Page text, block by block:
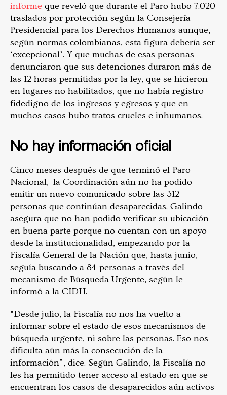
informe que reveló que durante el Paro hubo 7.020
traslados por protección según la Consejería
Presidencial para los Derechos Humanos aunque,
según normas colombianas, esta figura debería ser
‘excepcional’. Y que muchas de esas personas
denunciaron que sus detenciones duraron más de
las 12 horas permitidas por la ley, que se hicieron
en lugares no habilitados, que no había registro
fidedigno de los ingresos y egresos y que en
muchos casos hubo tratos crueles e inhumanos.
No hay información oficial
Cinco meses después de que terminó el Paro
Nacional, la Coordinación aún no ha podido
emitir un nuevo comunicado sobre las 312
personas que continúan desaparecidas. Galindo
asegura que no han podido verificar su ubicación
en buena parte porque no cuentan con un apoyo
desde la institucionalidad, empezando por la
Fiscalía General de la Nación que, hasta junio,
seguía buscando a 84 personas a través del
mecanismo de Búsqueda Urgente, según le
informó a la CIDH.
“Desde julio, la Fiscalía no nos ha vuelto a
informar sobre el estado de esos mecanismos de
búsqueda urgente, ni sobre las personas. Eso nos
dificulta aún más la consecución de la
información”, dice. Según Galindo, la Fiscalía no
les ha permitido tener acceso al estado en que se
encuentran los casos de desaparecidos aún activos